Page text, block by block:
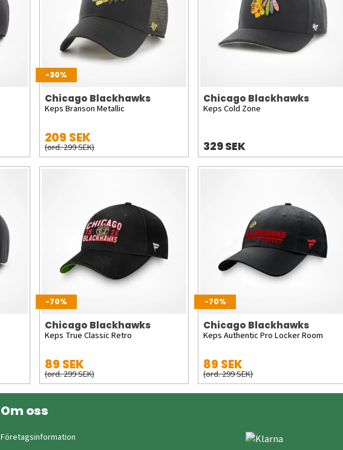
-30%
Chicago Blackhawks
Keps Branson Metallic
209 SEK
(ord. 299 SEK)
Chicago Blackhawks
Keps Cold Zone
329 SEK
-70%
Chicago Blackhawks
Keps True Classic Retro
89 SEK
(ord. 299 SEK)
-70%
Chicago Blackhawks
Keps Authentic Pro Locker Room
89 SEK
(ord. 299 SEK)
Om oss
Företagsinformation